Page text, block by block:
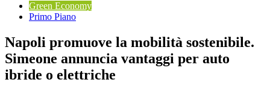
Green Economy
Primo Piano
Napoli promuove la mobilità sostenibile.
Simeone annuncia vantaggi per auto
ibride o elettriche